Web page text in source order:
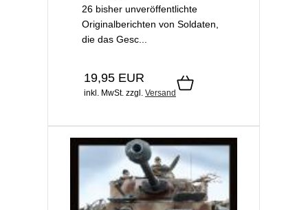
26 bisher unveröffentlichte
Originalberichten von Soldaten,
die das Gesc...
19,95 EUR
inkl. MwSt. zzgl. Versand